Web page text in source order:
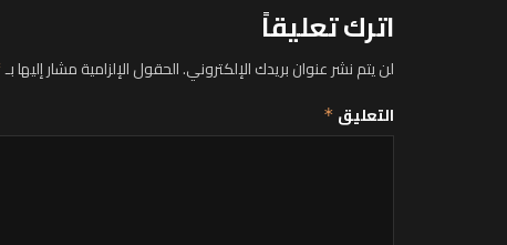
اترك تعليقاً
لن يتم نشر عنوان بريدك الإلكتروني.الحقول الإلزامية مشار إليها بـ
التعليق *